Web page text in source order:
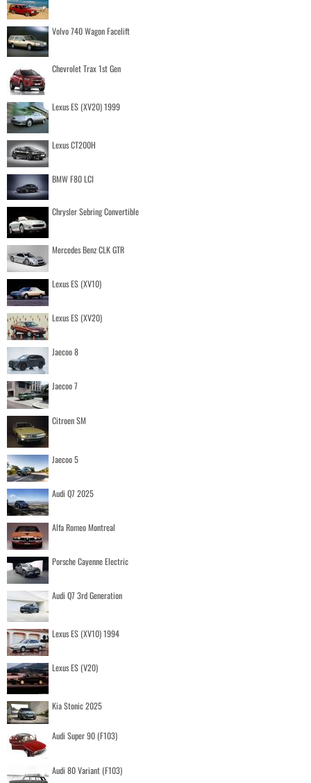
Volvo 740 Wagon Facelift
Chevrolet Trax 1st Gen
Lexus ES (XV20) 1999
Lexus CT200H
BMW F80 LCI
Chrysler Sebring Convertible
Mercedes Benz CLK GTR
Lexus ES (XV10)
Lexus ES (XV20)
Jaecoo 8
Jaecoo 7
Citroen SM
Jaecoo 5
Audi Q7 2025
Alfa Romeo Montreal
Porsche Cayenne Electric
Audi Q7 3rd Generation
Lexus ES (XV10) 1994
Lexus ES (V20)
Kia Stonic 2025
Audi Super 90 (F103)
Audi 80 Variant (F103)